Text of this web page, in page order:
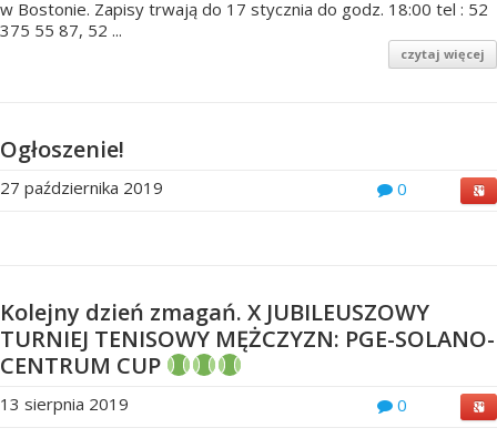
w Bostonie. Zapisy trwają do 17 stycznia do godz. 18:00 tel : 52
375 55 87, 52 ...
czytaj więcej
Ogłoszenie!
0
27 października 2019
Kolejny dzień zmagań. X JUBILEUSZOWY
TURNIEJ TENISOWY MĘŻCZYZN: PGE-SOLANO-
CENTRUM CUP
0
13 sierpnia 2019